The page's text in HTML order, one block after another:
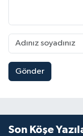
Gönder
Son Köşe